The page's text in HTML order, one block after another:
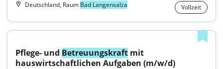
Deutschland, Raum Bad Langensalza Vollzeit
Pflege- und Betreuungskraft mit
hauswirtschaftlichen Aufgaben (m/w/d)